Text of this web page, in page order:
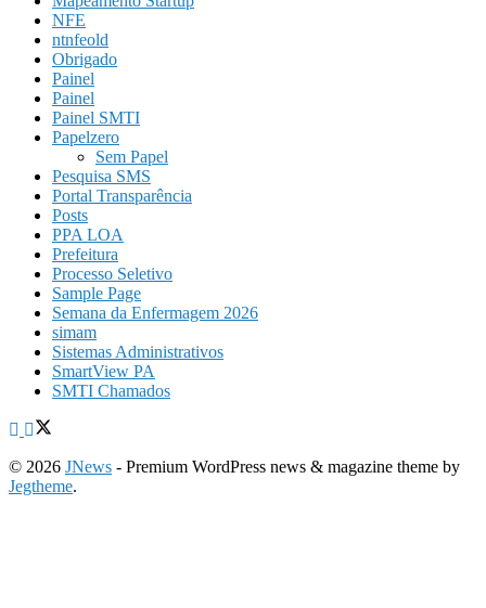
NFE
ntnfeold
Obrigado
Painel
Painel
Painel SMTI
Papelzero
Sem Papel
Pesquisa SMS
Portal Transparência
Posts
PPA LOA
Prefeitura
Processo Seletivo
Sample Page
Semana da Enfermagem 2026
simam
Sistemas Administrativos
SmartView PA
SMTI Chamados
© 2026 JNews - Premium WordPress news & magazine theme by
Jegtheme.